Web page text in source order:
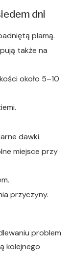
dni
plamą.
także na
około 5–10
dawki.
miejsce przy
przyczyny.
problem
kolejnego